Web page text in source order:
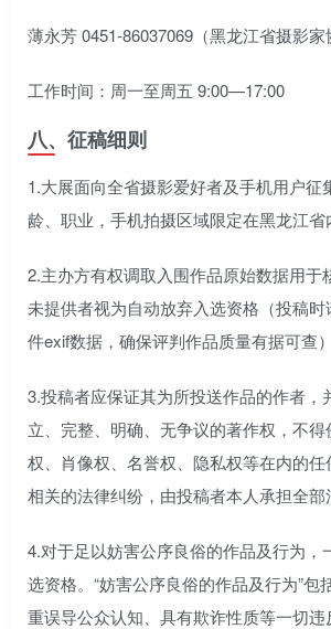
薄永芳 0451-86037069（黑龙江省摄影家
工作时间：周一至周五 9:00—17:00
八、征稿细则
1.大展面向全省摄影爱好者及手机用户征
龄、职业，手机拍摄区域限定在黑龙江省
2.主办方有权调取入围作品原始数据用于
未提供者视为自动放弃入选资格（投稿
件exif数据，确保评判作品质量有据可查）
3.投稿者应保证其为所投送作品的作者，
立、完整、明确、无争议的著作权，不
权、肖像权、名誉权、隐私权等在内的
相关的法律纠纷，由投稿者本人承担全部
4.对于足以妨害公序良俗的作品及行为，
选资格。“妨害公序良俗的作品及行为”包
重误导公众认知、具有欺诈性质等一切